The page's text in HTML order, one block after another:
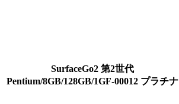
SurfaceGo2 第2世代
Pentium/8GB/128GB/1GF-00012 プラチナ